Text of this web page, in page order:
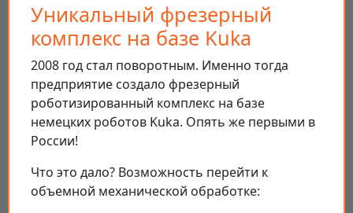
Уникальный фрезерный
комплекс на базе Kuka
2008 год стал поворотным. Именно тогда
предприятие создало фрезерный
роботизированный комплекс на базе
немецких роботов Kuka. Опять же первыми в
России!
Что это дало? Возможность перейти к
объемной механической обработке: